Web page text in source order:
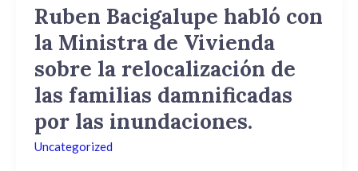
damnificadas
por
las
inundaciones.
Ruben Bacigalupe habló con
la Ministra de Vivienda
sobre la relocalización de
las familias damnificadas
por las inundaciones.
Uncategorized
Ruben
Bacigalupe
habló
con
la
Ministra
de
Vivienda